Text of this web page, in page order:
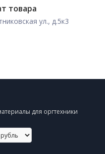
товара
ул., д.5к3
для оргтехники